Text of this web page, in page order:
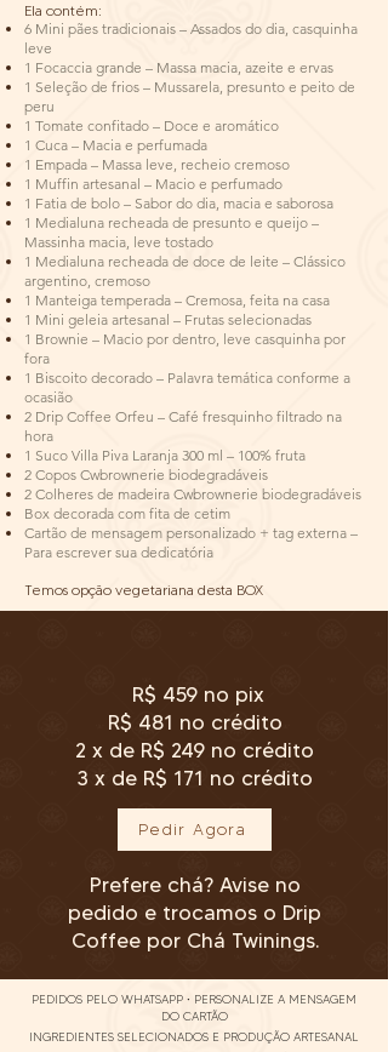
Ela contém:
6 Mini pães tradicionais – Assados do dia, casquinha
leve
1 Focaccia grande – Massa macia, azeite e ervas
1 Seleção de frios – Mussarela, presunto e peito de
peru
1 Tomate confitado – Doce e aromático
1 Cuca – Macia e perfumada
1 Empada – Massa leve, recheio cremoso
1 Muffin artesanal – Macio e perfumado
1 Fatia de bolo – Sabor do dia, macia e saborosa
1 Medialuna recheada de presunto e queijo –
Massinha macia, leve tostado
1 Medialuna recheada de doce de leite – Clássico
argentino, cremoso
1 Manteiga temperada – Cremosa, feita na casa
1 Mini geleia artesanal – Frutas selecionadas
1 Brownie – Macio por dentro, leve casquinha por
fora
1 Biscoito decorado – Palavra temática conforme a
ocasião
2 Drip Coffee Orfeu – Café fresquinho filtrado na
hora
1 Suco Villa Piva Laranja 300 ml – 100% fruta
2 Copos Cwbrownerie biodegradáveis
2 Colheres de madeira Cwbrownerie biodegradáveis
Box decorada com fita de cetim
Cartão de mensagem personalizado + tag externa –
Para escrever sua dedicatória
Temos opção vegetariana desta BOX
R$ 459 no pix
R$ 481 no crédito
2 x de R$ 249 no crédito
3 x de R$ 171 no crédito
Pedir Agora
Prefere chá? Avise no
pedido e trocamos o Drip
Coffee por Chá Twinings.
PEDIDOS PELO WHATSAPP • PERSONALIZE A MENSAGEM
DO CARTÃO
INGREDIENTES SELECIONADOS E PRODUÇÃO ARTESANAL